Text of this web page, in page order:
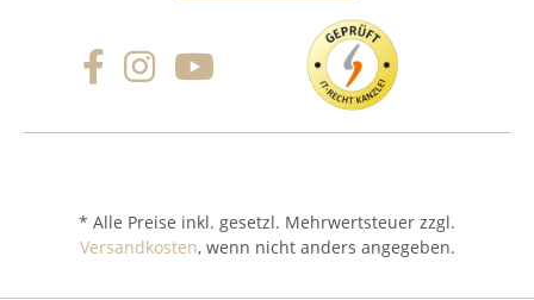
* Alle Preise inkl. gesetzl. Mehrwertsteuer zzgl.
Versandkosten, wenn nicht anders angegeben.